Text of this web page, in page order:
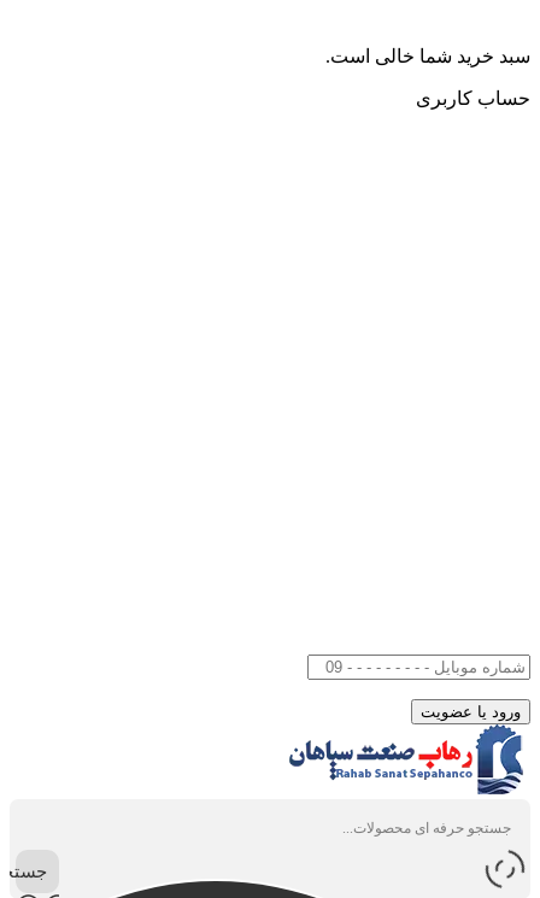
سبد خرید شما خالی است.
حساب کاربری